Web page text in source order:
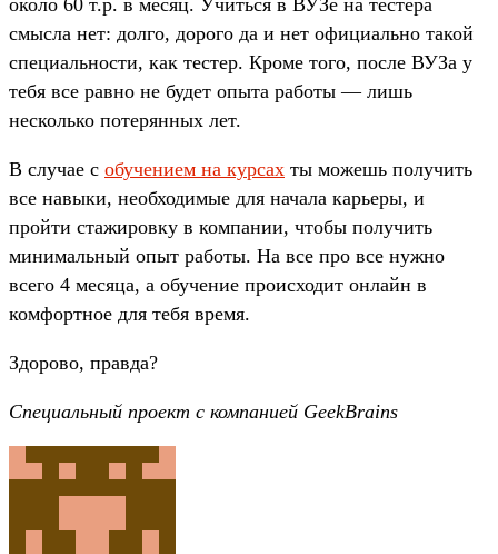
смысла нет: долго, дорого да и нет официально такой
специальности, как тестер. Кроме того, после ВУЗа у
тебя все равно не будет опыта работы — лишь
несколько потерянных лет.
В случае с обучением на курсах ты можешь получить
все навыки, необходимые для начала карьеры, и
пройти стажировку в компании, чтобы получить
минимальный опыт работы. На все про все нужно
всего 4 месяца, а обучение происходит онлайн в
комфортное для тебя время.
Здорово, правда?
Специальный проект с компанией GeekBrains